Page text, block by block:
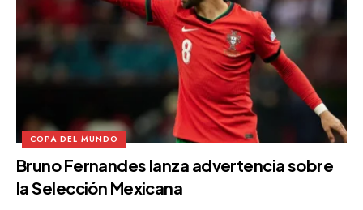
COPA DEL MUNDO
Bruno Fernandes lanza advertencia sobre
la Selección Mexicana